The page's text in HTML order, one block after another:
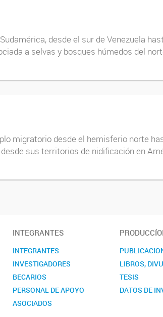
desde el sur de Venezuela
a selvas y bosques húmedos del
migratorio desde el hemisferio norte
sus territorios de nidificación en
INTEGRANTES
INTEGRANTES
INVESTIGADORES
BECARIOS
PERSONAL DE APOYO
ASOCIADOS
LIBROS,
TESIS
DATOS DE